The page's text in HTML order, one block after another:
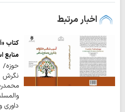
اخبار مرتبط
کتاب
منابع
حوزه/
نگرش